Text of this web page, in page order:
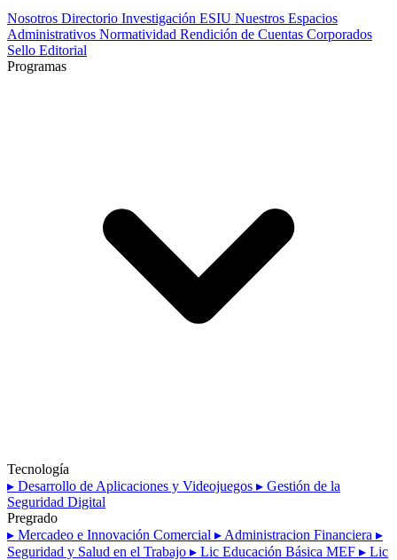
Nosotros Directorio Investigación ESIU Nuestros Espacios
Administrativos Normatividad Rendición de Cuentas Corporados
Sello Editorial
Programas
Tecnología
▸ Desarrollo de Aplicaciones y Videojuegos ▸ Gestión de la
Seguridad Digital
Pregrado
▸ Mercadeo e Innovación Comercial ▸ Administracion Financiera ▸
Seguridad y Salud en el Trabajo ▸ Lic Educación Básica MEF ▸ Lic